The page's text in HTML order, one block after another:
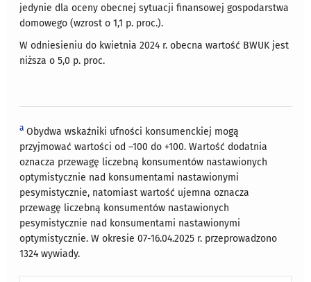
jedynie dla oceny obecnej sytuacji finansowej gospodarstwa
domowego (wzrost o 1,1 p. proc.).
W odniesieniu do kwietnia 2024 r. obecna wartość BWUK jest
niższa o 5,0 p. proc.
a Obydwa wskaźniki ufności konsumenckiej mogą
przyjmować wartości od –100 do +100. Wartość dodatnia
oznacza przewagę liczebną konsumentów nastawionych
optymistycznie nad konsumentami nastawionymi
pesymistycznie, natomiast wartość ujemna oznacza
przewagę liczebną konsumentów nastawionych
pesymistycznie nad konsumentami nastawionymi
optymistycznie. W okresie 07-16.04.2025 r. przeprowadzono
1324 wywiady.